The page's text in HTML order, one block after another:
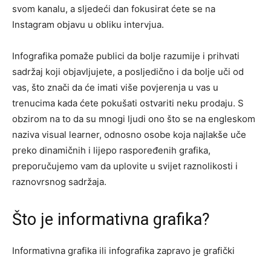
svom kanalu, a sljedeći dan fokusirat ćete se na
Instagram objavu u obliku intervjua.
Infografika pomaže publici da bolje razumije i prihvati
sadržaj koji objavljujete, a posljedično i da bolje uči od
vas, što znači da će imati više povjerenja u vas u
trenucima kada ćete pokušati ostvariti neku prodaju. S
obzirom na to da su mnogi ljudi ono što se na engleskom
naziva visual learner, odnosno osobe koja najlakše uče
preko dinamičnih i lijepo raspoređenih grafika,
preporučujemo vam da uplovite u svijet raznolikosti i
raznovrsnog sadržaja.
Što je informativna grafika?
Informativna grafika ili infografika zapravo je grafički